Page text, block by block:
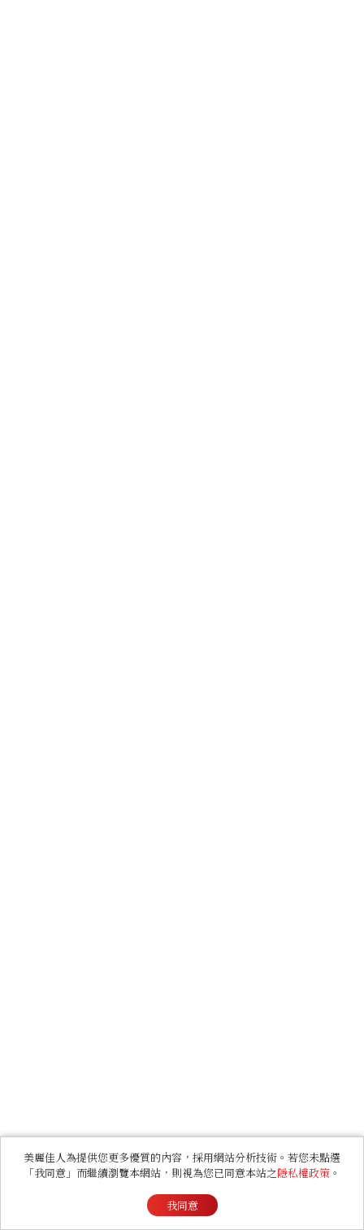
美麗佳人為提供您更多優質的內容，採用網站分析技術。若您未點選
「我同意」而繼續瀏覽本網站，則視為您已同意本站之隱私權政策 。
我同意